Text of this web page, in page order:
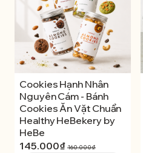
Cookies Hạnh Nhân
Nguyên Cám - Bánh
Cookies Ăn Vặt Chuẩn
Healthy HeBekery by
HeBe
145.000₫ 160.000₫